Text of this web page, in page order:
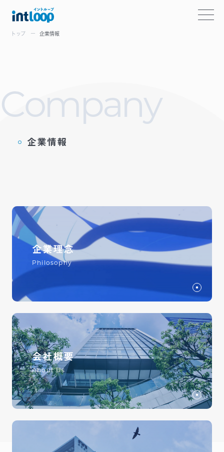
トップ 企業情報
Company
企業情報
企業理念
Philosophy
会社概要
About Us